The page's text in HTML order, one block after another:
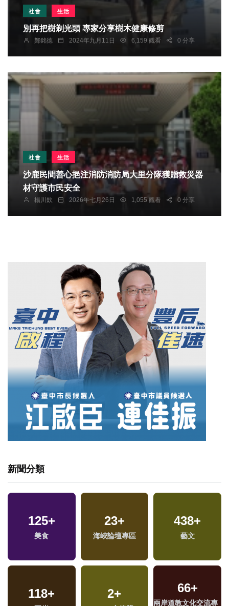
社會 生活
別再把樹剃光頭 專家分享樹木健康修剪
鄭銘德 2024年九月11日 6,159 觀看 0 分享
社會 生活
沙鹿民間善心挹注消防消防局大里分隊獲贈救災器
材守護市民安全
楊川欽 2026年七月26日 1,055 觀看 0 分享
新聞分類
125+
美食
23+
海峽論壇專區
438+
藝文
118+ 2+ 66+
兩岸道教文化交流專